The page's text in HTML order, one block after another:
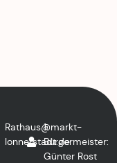
Rathaus@markt-
lonnerstadt.de
1.
Bürgermeister:
Günter Rost